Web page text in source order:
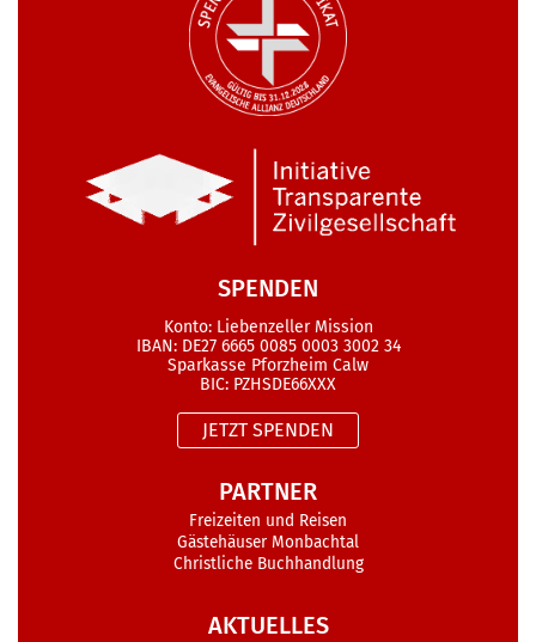
SPENDEN
Konto: Liebenzeller Mission
IBAN: DE27 6665 0085 0003 3002 34
Sparkasse Pforzheim Calw
BIC: PZHSDE66XXX
JETZT SPENDEN
PARTNER
Freizeiten und Reisen
Gästehäuser Monbachtal
Christliche Buchhandlung
AKTUELLES